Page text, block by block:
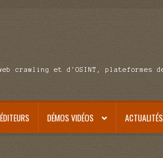
crawling et d'OSINT, plateformes
DÉMOS VIDÉOS ACTUALITÉS